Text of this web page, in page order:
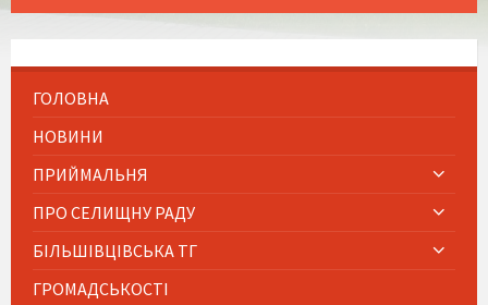
ГОЛОВНА
НОВИНИ
ПРИЙМАЛЬНЯ
ПРО СЕЛИЩНУ РАДУ
БІЛЬШІВЦІВСЬКА ТГ
ГРОМАДСЬКОСТІ